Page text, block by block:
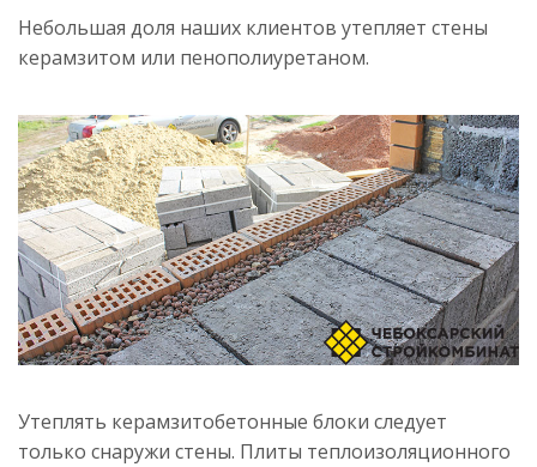
Небольшая доля наших клиентов утепляет стены
керамзитом или пенополиуретаном.
Утеплять керамзитобетонные блоки следует
только снаружи стены. Плиты теплоизоляционного